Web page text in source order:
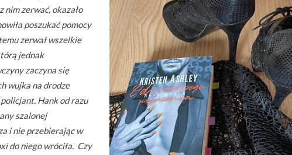
nim zerwać, okazało
poszukać pomocy
zerwał wszelkie
jednak
zaczyna się
wujka na drodze
Hank od razu
szalonej
i nie przebierając w
do niego wróciła. Czy